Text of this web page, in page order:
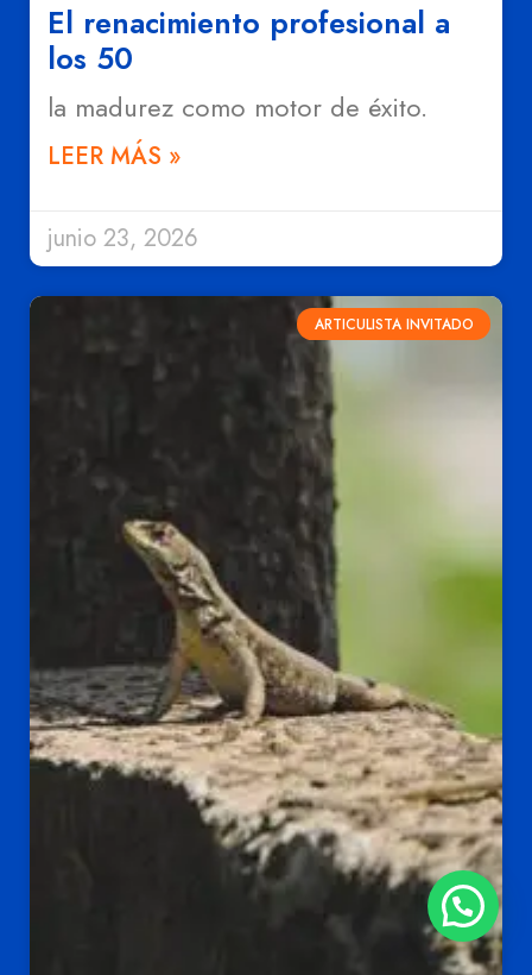
El renacimiento profesional a
los 50
la madurez como motor de éxito.
LEER MÁS »
junio 23, 2026
ARTICULISTA INVITADO